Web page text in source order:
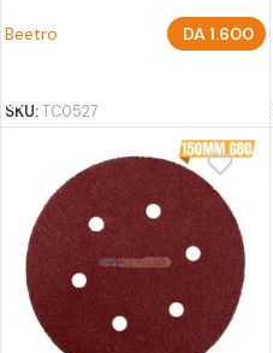
Beetro DA1.600
SKU:TC0527